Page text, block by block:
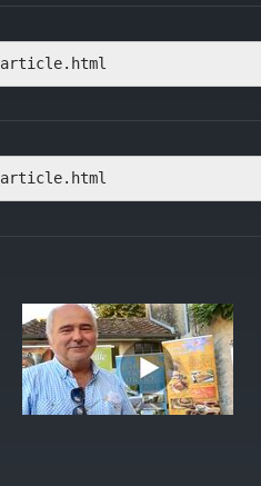
article.html
article.html